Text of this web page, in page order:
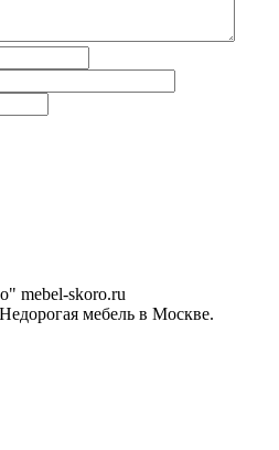
mebel-skoro.ru
мебель в Москве.